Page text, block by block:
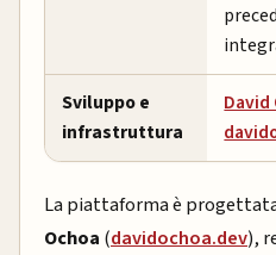
Sviluppo e
infrastruttura
David
La piattaforma è
Ochoa (davidochoa.dev),